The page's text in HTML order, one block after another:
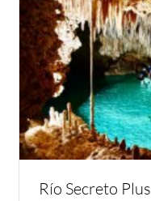
Río Secreto Plus